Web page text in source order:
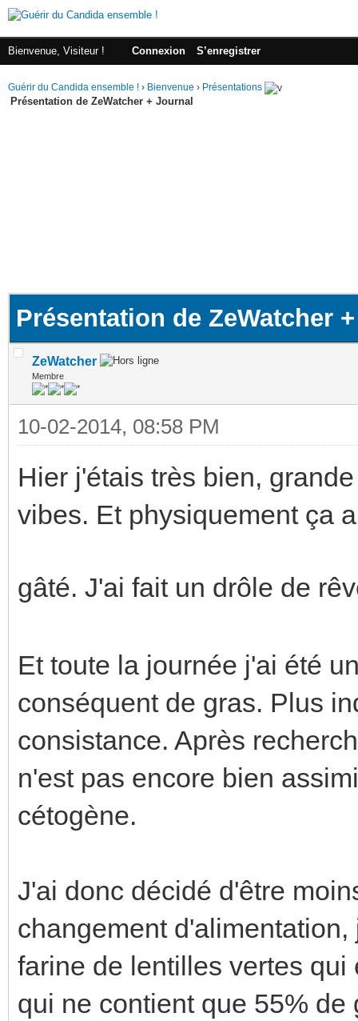
Bienvenue, Visiteur ! Connexion S’enregistrer
Guérir du Candida ensemble ! › Bienvenue › Présentations
Présentation de ZeWatcher + Journal
Présentation de ZeWatcher
ZeWatcher
Membre
10-02-2014, 08:58 PM
Hier j'étais très bien,
vibes. Et physiquement ça
gâté. J'ai fait un drôle de
Et toute la journée j'ai été
conséquent de gras. Plus
consistance. Après
n'est pas encore bien
cétogène.
J'ai donc décidé d'être
changement
farine de lentilles vertes
qui ne contient que 55%